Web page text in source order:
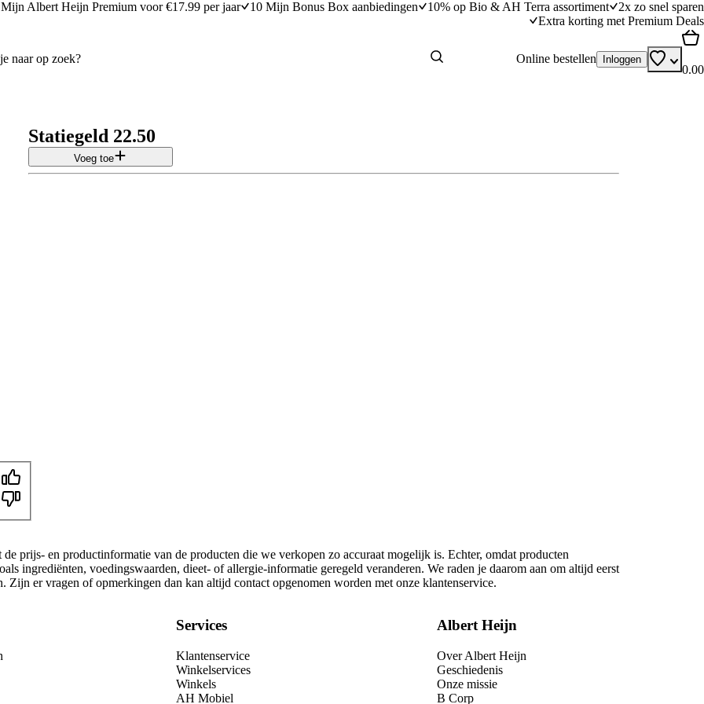
Mijn Albert Heijn Premium voor €17.99 per jaar 10 Mijn Bonus Box aanbiedingen 10% op Bio & AH Terra assortiment
2x zo snel sparen
Extra korting met Premium Deals
Online bestellen Inloggen
0.00
Statiegeld 22.50
Voeg toe
prijs- en productinformatie van de producten die we verkopen zo accuraat mogelijk is. Echter, omdat producten
ingrediënten, voedingswaarden, dieet- of allergie-informatie geregeld veranderen. We raden je daarom aan om altijd eerst
Zijn er vragen of opmerkingen dan kan altijd contact opgenomen worden met onze klantenservice.
Services
Klantenservice
Winkelservices
Winkels
AH Mobiel
Albert Heijn
Over Albert Heijn
Geschiedenis
Onze missie
B Corp